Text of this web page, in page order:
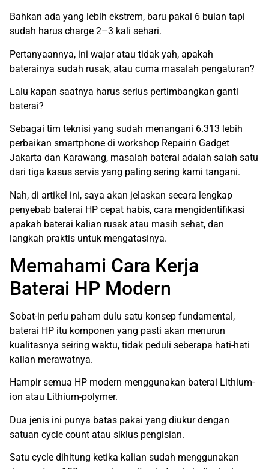
Bahkan ada yang lebih ekstrem, baru pakai 6 bulan tapi
sudah harus charge 2–3 kali sehari.
Pertanyaannya, ini wajar atau tidak yah, apakah
baterainya sudah rusak, atau cuma masalah pengaturan?
Lalu kapan saatnya harus serius pertimbangkan ganti
baterai?
Sebagai tim teknisi yang sudah menangani 6.313 lebih
perbaikan smartphone di workshop Repairin Gadget
Jakarta dan Karawang, masalah baterai adalah salah satu
dari tiga kasus servis yang paling sering kami tangani.
Nah, di artikel ini, saya akan jelaskan secara lengkap
penyebab baterai HP cepat habis, cara mengidentifikasi
apakah baterai kalian rusak atau masih sehat, dan
langkah praktis untuk mengatasinya.
Memahami Cara Kerja
Baterai HP Modern
Sobat-in perlu paham dulu satu konsep fundamental,
baterai HP itu komponen yang pasti akan menurun
kualitasnya seiring waktu, tidak peduli seberapa hati-hati
kalian merawatnya.
Hampir semua HP modern menggunakan baterai Lithium-
ion atau Lithium-polymer.
Dua jenis ini punya batas pakai yang diukur dengan
satuan cycle count atau siklus pengisian.
Satu cycle dihitung ketika kalian sudah menggunakan